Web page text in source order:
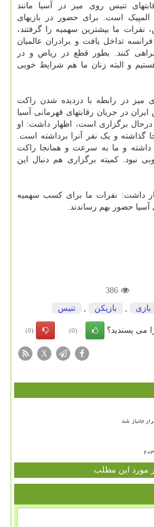
تنیس روی میز در آسیا مانند
المپیک است. برای حضور در بازیهای
ما بیشترین سهمیه را گرفتند،
فرانسه تداخل یافت و برادران عالمیان
کنند. بطور قطع در ریاض و در
و البته زنان ما هم شرایط خوبی
میز در رابطه با دزدیده شدن راکت
در جریان رقابتهای قهرمانی آسیا
درحال برگزاری است، اظهار داشت: او
و یک نفر آنرا برداشته است.
داشته و ما به سرعت و همانجا راکت
نبود. کمیته برگزاری هم دنبال این
داشت: نفرات ما برای کسب سهمیه
حضور بهم رساندند.
386
بازی بازیكن تنیس
می پسندید؟ (0)
(0)
X
جانباز شد
مورد این مطلب